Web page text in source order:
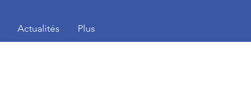
Actualités Plus